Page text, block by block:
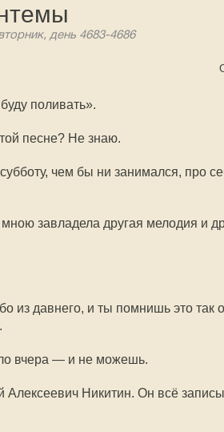
день 4683-4686
поливать».
песне? Не знаю.
чем бы ни занимался, про
мною завладела другая мелодия и
из давнего, и ты помнишь это так
вчера — и не можешь.
Никитин. Он всё